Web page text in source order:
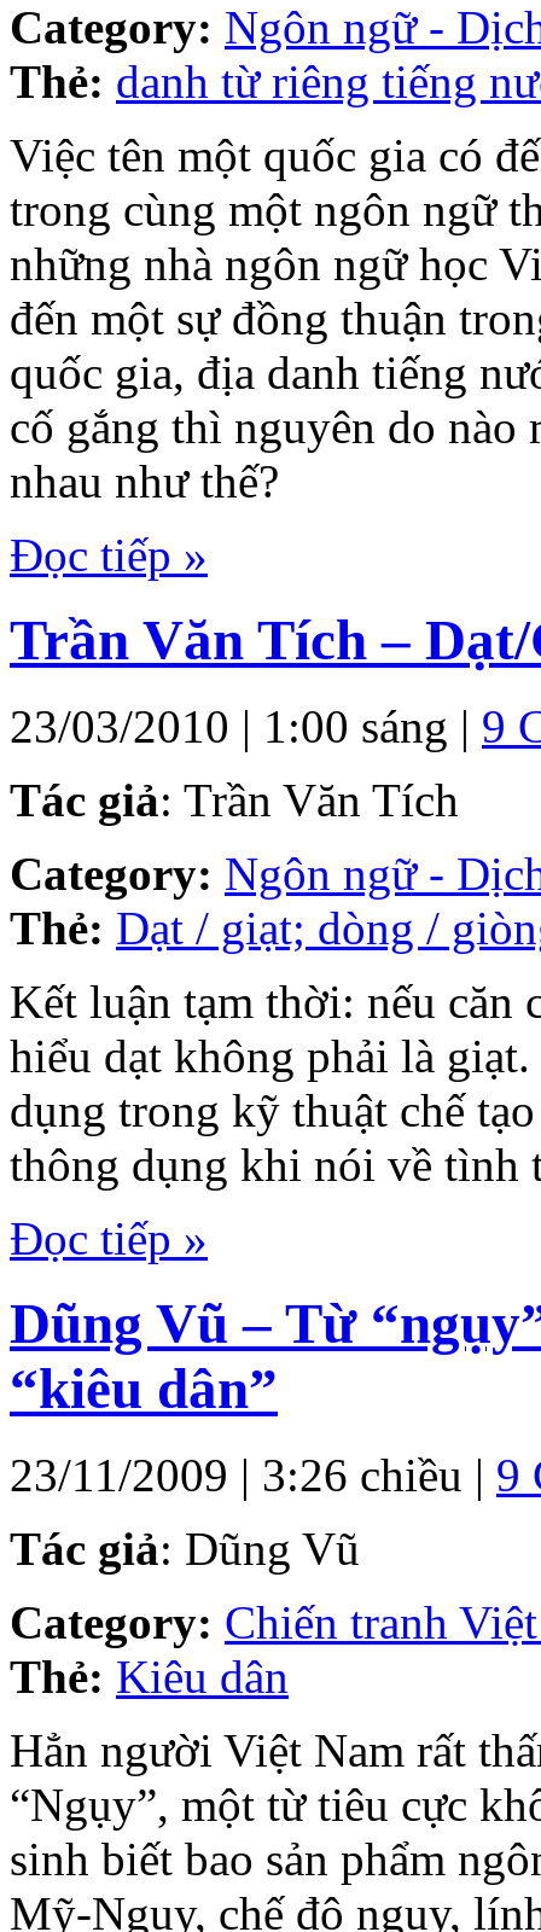
Category: Ngôn ngữ -
Thẻ: danh từ riêng tiếng
Việc tên một quốc gia có
trong cùng một ngôn ngữ
những nhà ngôn ngữ học
đến một sự đồng thuận
quốc gia, địa danh tiếng
cố gắng thì nguyên do nào
nhau như thế?
Đọc tiếp »
Trần Văn Tích –
23/03/2010 | 1:00 sáng | 9
Tác giả: Trần Văn Tích
Category: Ngôn ngữ -
Thẻ: Dạt / giạt; dòng /
Kết luận tạm thời: nếu căn
hiểu dạt không phải là
dụng trong kỹ thuật chế
thông dụng khi nói về tình
Đọc tiếp »
Dũng Vũ – Từ
“kiêu dân”
23/11/2009 | 3:26 chiều | 9
Tác giả: Dũng Vũ
Category: Chiến tranh
Thẻ: Kiêu dân
Hẳn người Việt Nam rất
“Ngụy”, một từ tiêu cực
sinh biết bao sản phẩm
Mỹ-Ngụy, chế độ ngụy,